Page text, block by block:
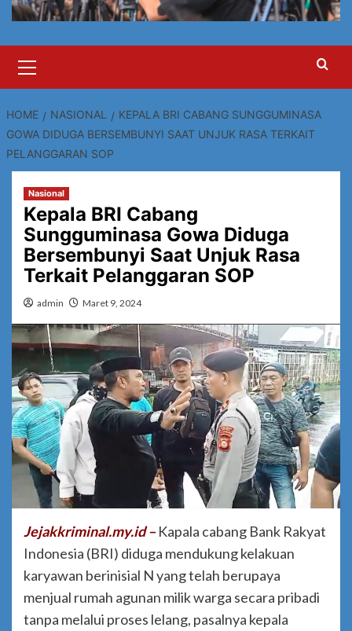
Menu
HOME NASIONAL
KEPALA BRI CABANG SUNGGUMINASA
GOWA DIDUGA BERSEMBUNYI SAAT UNJUK RASA TERKAIT
PELANGGARAN SOP
Nasional
Kepala BRI Cabang
Sungguminasa Gowa Diduga
Bersembunyi Saat Unjuk Rasa
Terkait Pelanggaran SOP
admin Maret 9, 2024
Jejakkriminal.my.id –Kapala cabang Bank Rakyat
Indonesia (BRI) diduga mendukung kelakuan
karyawan berinisial N yang telah berupaya
menjual rumah agunan milik warga secara pribadi
tanpa melalui proses lelang, pasalnya kepala